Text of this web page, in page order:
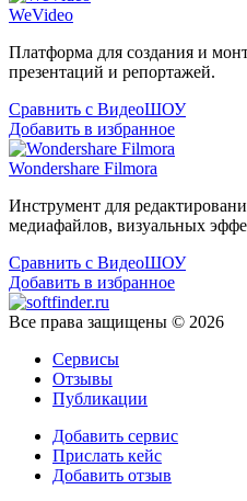
WeVideo
Платформа для создания и
презентаций и репортажей.
Сравнить с ВидеоШОУ
Добавить в избранное
Wondershare Filmora
Инструмент для
медиафайлов, визуальных
Сравнить с ВидеоШОУ
Добавить в избранное
Все права защищены © 2026
Сервисы
Отзывы
Публикации
Добавить сервис
Прислать кейс
Добавить отзыв